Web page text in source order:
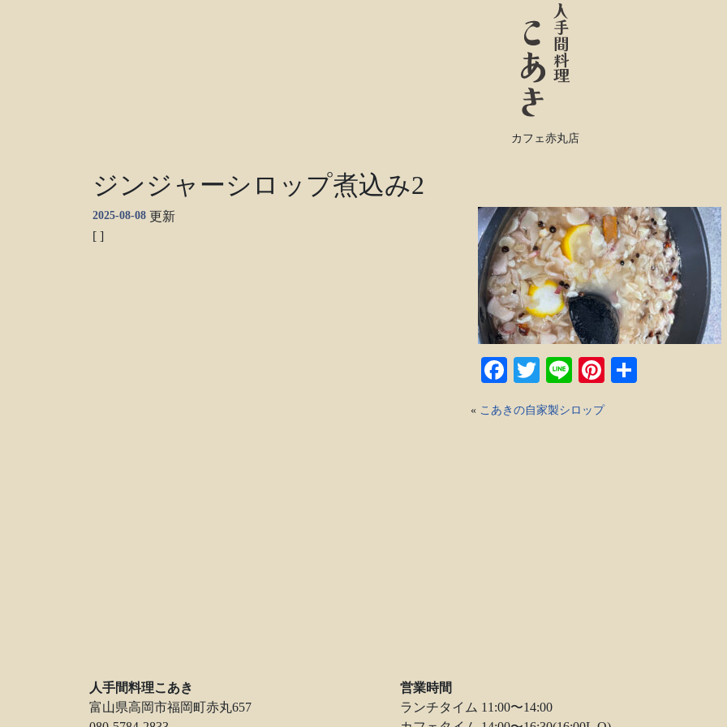
カフェ赤丸店
ジンジャーシロップ煮込み2
2025-08-08 更新
[ ]
Facebook
TwitterLinePinterest
« こあきの自家製シロップ
人手間料理こあき
富山県高岡市福岡町赤丸657
営業時間
ランチタイム 11:00〜14:00